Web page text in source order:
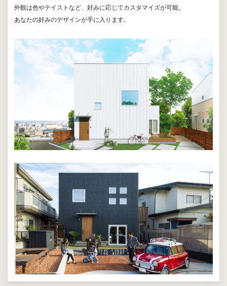
外観は色やテイストなど、好みに応じてカスタマイズが可能。
あなたの好みのデザインが手に入ります。